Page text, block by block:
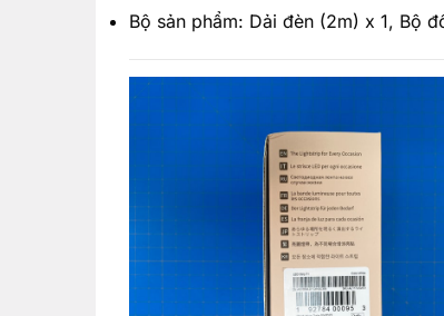
Bộ sản phẩm: Dải đèn (2m) x 1, Bộ